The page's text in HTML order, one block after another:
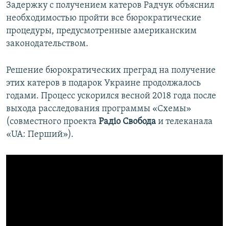
Задержку с получением катеров Радчук объяснил
необходимостью пройти все бюрократические
процедуры, предусмотренные американским
законодательством.
Решение бюрократических преград на получение
этих катеров в подарок Украине продолжалось
годами. Процесс ускорился весной 2018 года после
выхода расследования программы «Схемы»
(совместного проекта Радіо Свобода и телеканала
«UA: Перший»).